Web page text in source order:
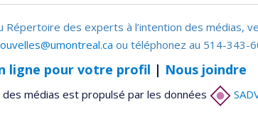
Répertoire des experts à l’intention des médias,
ou téléphonez au 514-343-
ligne pour votre profil | Nous joindre
médias est propulsé par les données